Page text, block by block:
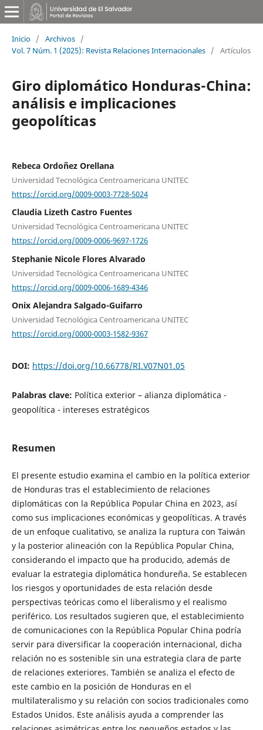
Inicio / Archivos /
Vol. 7 Núm. 1 (2025): Revista Relaciones Internacionales / Artículos
Giro diplomático Honduras-China:
análisis e implicaciones
geopolíticas
Rebeca Ordoñez Orellana
Universidad Tecnológica Centroamericana UNITEC
https://orcid.org/0009-0003-7728-5024
Claudia Lizeth Castro Fuentes
Universidad Tecnológica Centroamericana UNITEC
https://orcid.org/0009-0006-9697-1726
Stephanie Nicole Flores Alvarado
Universidad Tecnológica Centroamericana UNITEC
https://orcid.org/0009-0006-1689-4346
Onix Alejandra Salgado-Guifarro
Universidad Tecnológica Centroamericana UNITEC
https://orcid.org/0000-0003-1582-9367
DOI: https://doi.org/10.66778/RI.V07N01.05
Palabras clave: Política exterior – alianza diplomática -
geopolítica - intereses estratégicos
Resumen
El presente estudio examina el cambio en la política exterior
de Honduras tras el establecimiento de relaciones
diplomáticas con la República Popular China en 2023, así
como sus implicaciones económicas y geopolíticas. A través
de un enfoque cualitativo, se analiza la ruptura con Taiwán
y la posterior alineación con la República Popular China,
considerando el impacto que ha producido, además de
evaluar la estrategia diplomática hondureña. Se establecen
los riesgos y oportunidades de esta relación desde
perspectivas teóricas como el liberalismo y el realismo
periférico. Los resultados sugieren que, el establecimiento
de comunicaciones con la República Popular China podría
servir para diversificar la cooperación internacional, dicha
relación no es sostenible sin una estrategia clara de parte
de relaciones exteriores. También se analiza el efecto de
este cambio en la posición de Honduras en el
multilateralismo y su relación con socios tradicionales como
Estados Unidos. Este análisis ayuda a comprender las